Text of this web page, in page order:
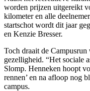
worden prijzen uitgereikt
kilometer en alle
startschot wordt dit jaar
en Kenzie Bresser.
Toch draait de
gezelligheid. “Het sociale
Slomp. Henneken hoopt
rennen’ en na afloop nog
campus.